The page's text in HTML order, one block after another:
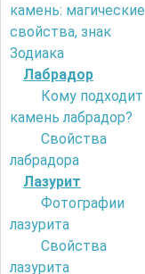
камень: магические
свойства, знак
Зодиака
Лабрадор
Кому подходит
камень лабрадор?
Свойства
лабрадора
Лазурит
Фотографии
лазурита
Свойства
лазурита